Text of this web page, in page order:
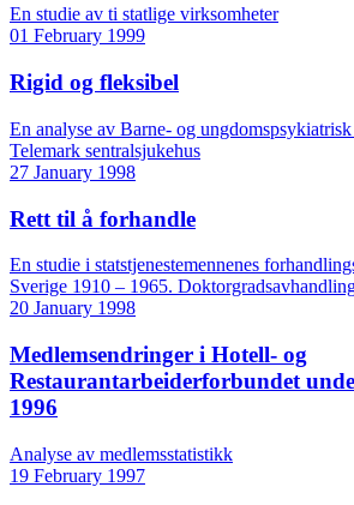
En studie av ti statlige virksomheter
01 February 1999
Rigid og fleksibel
En analyse av Barne- og
Telemark sentralsjukehus
27 January 1998
Rett til å forhandle
En studie i statstjenestemennenes
Sverige 1910 – 1965.
20 January 1998
Medlemsendringer i Hotell- og
Restaurantarbeiderforbundet
1996
Analyse av medlemsstatistikk
19 February 1997